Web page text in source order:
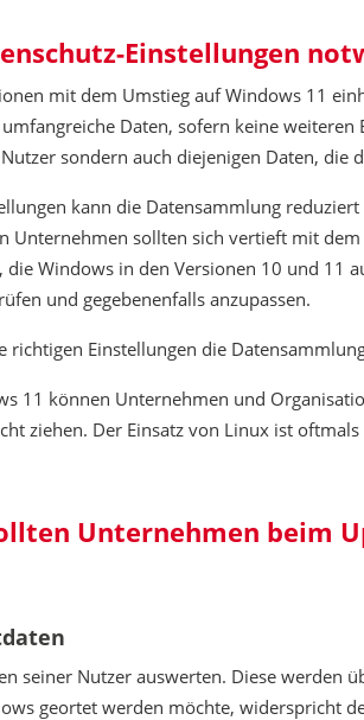
Einstellungen
mit dem Umstieg auf Windows 11
Daten, sofern keine
sondern auch diejenigen Daten, die
kann die Datensammlung
Unternehmen sollten sich vertieft mit
Windows in den Versionen 10 und 11
und gegebenenfalls anzupassen.
richtigen Einstellungen die
11 können Unternehmen und
ziehen. Der Einsatz von Linux ist
Unternehmen beim
seiner Nutzer auswerten. Diese werden
geortet werden möchte, widerspricht